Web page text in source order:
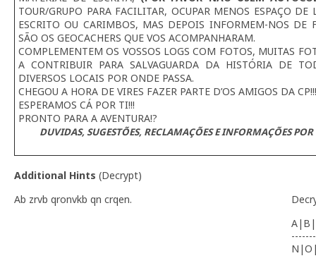
TOUR/GRUPO PARA FACILITAR, OCUPAR MENOS ESPAÇO
ESCRITO OU CARIMBOS, MAS DEPOIS INFORMEM-NOS DE
SÃO OS GEOCACHERS QUE VOS ACOMPANHARAM.
COMPLEMENTEM OS VOSSOS LOGS COM FOTOS, MUITAS
A CONTRIBUIR PARA SALVAGUARDA DA HISTÓRIA DE
DIVERSOS LOCAIS POR ONDE PASSA.
CHEGOU A HORA DE VIRES FAZER PARTE D’OS AMIGOS DA CP!!!
ESPERAMOS CÁ POR TI!!!
PRONTO PARA A AVENTURA!?
DUVIDAS, SUGESTÕES, RECLAMAÇÕES E INFORMAÇÕES
Additional Hints (Decrypt)
Ab zrvb qronvkb qn crqen.